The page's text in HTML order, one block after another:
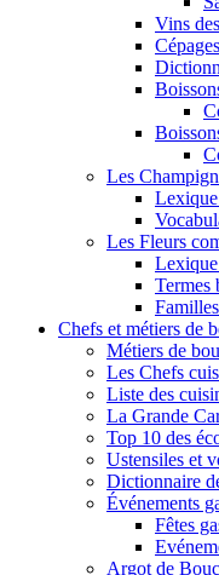
Vins
Les
Lexique
Les Fleurs
Lexique
Termes
Chefs et métiers de
Métiers de
Les Chefs
Liste des
La Grande
Top 10 des
Ustensiles et
Dictionnaire
Événements
Fêtes
Argot de